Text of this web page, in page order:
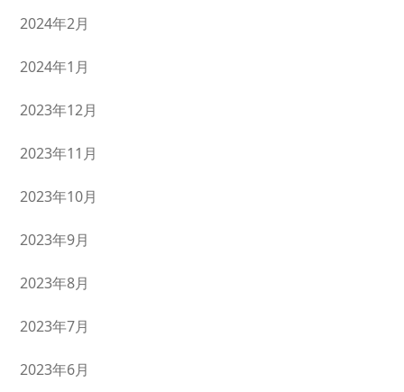
2024年2月
2024年1月
2023年12月
2023年11月
2023年10月
2023年9月
2023年8月
2023年7月
2023年6月